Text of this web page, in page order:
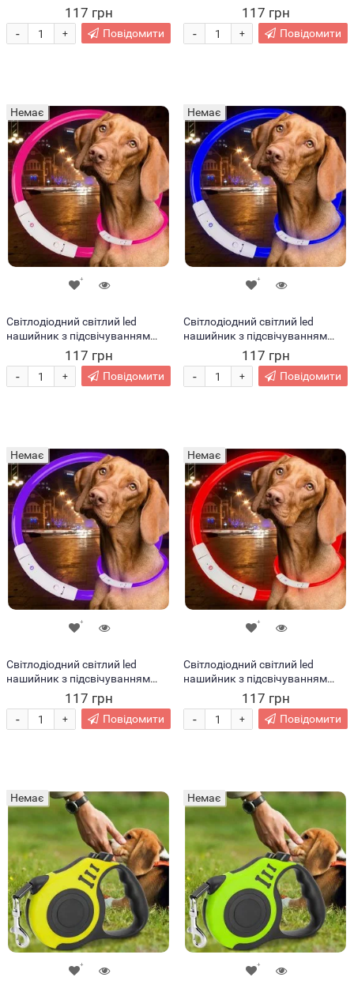
для собак з USB зарядкою M-
50см Зелений (205)
117 грн
+
- Повідомити
для собак з USB зарядкою M-
50см Помаранчевий (205)
117 грн
+
- Повідомити
Немає
Світлодіодний світлий led
нашийник з підсвічуванням
для собак з USB зарядкою M-
50см Рожевий (205)
117 грн
+
- Повідомити
Немає
Світлодіодний світлий led
нашийник з підсвічуванням
для собак з USB зарядкою M-
50см Синій (205)
117 грн
+
- Повідомити
Немає
Світлодіодний світлий led
нашийник з підсвічуванням
для собак з USB зарядкою M-
50см Фіолетовий (205)
117 грн
+
- Повідомити
Немає
Світлодіодний світлий led
нашийник з підсвічуванням
для собак з USB зарядкою M-
50см Червоний (205)
117 грн
+
- Повідомити
Немає Немає